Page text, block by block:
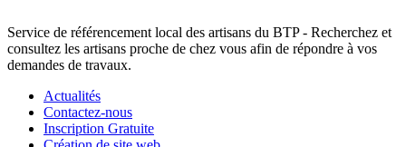
Service de référencement local des artisans du BTP - Recherchez et
consultez les artisans proche de chez vous afin de répondre à vos
demandes de travaux.
Actualités
Contactez-nous
Inscription Gratuite